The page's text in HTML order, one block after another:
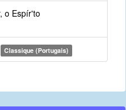
o Espír'to
Classique (Portugais)